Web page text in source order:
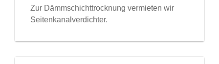
Zur Dämmschichttrocknung vermieten wir
Seitenkanalverdichter.